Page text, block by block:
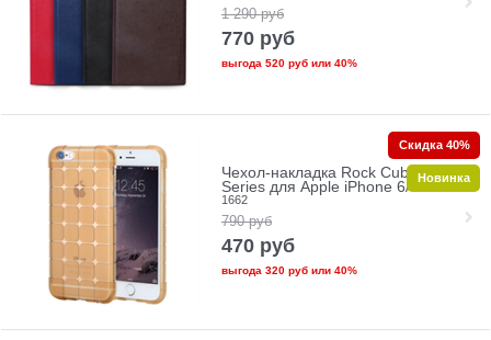
1 290 руб
770 руб
выгода 520 рубили 40%
Чехол-накладка Rock Cubee
Series для Apple iPhone 6/6S Plus
1662
790 руб
470 руб
выгода 320 рубили 40%
Скидка 40%
Новинка